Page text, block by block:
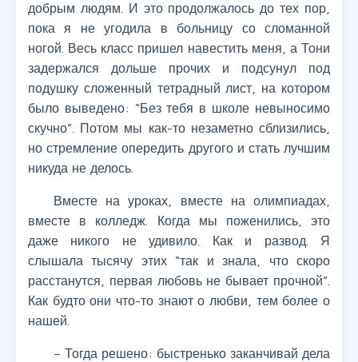
добрым людям. И это продолжалось до тех пор,
пока я не угодила в больницу со сломанной
ногой. Весь класс пришел навестить меня, а Тони
задержался дольше прочих и подсунул под
подушку сложенный тетрадный лист, на котором
было выведено: “Без тебя в школе невыносимо
скучно”. Потом мы как-то незаметно сблизились,
но стремление опередить другого и стать лучшим
никуда не делось.
Вместе на уроках, вместе на олимпиадах,
вместе в колледж. Когда мы поженились, это
даже никого не удивило. Как и развод. Я
слышала тысячу этих “так и знала, что скоро
расстанутся, первая любовь не бывает прочной”.
Как будто они что-то знают о любви, тем более о
нашей.
– Тогда решено: быстренько заканчивай дела